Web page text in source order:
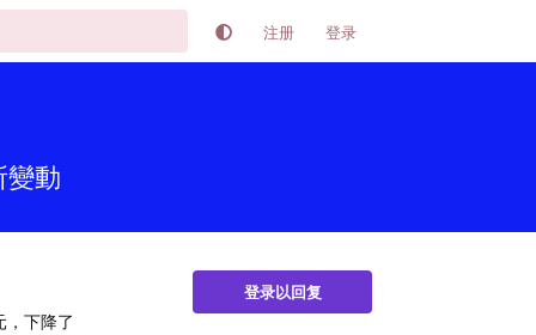
注册 登录
變動
登录以回复
下降了